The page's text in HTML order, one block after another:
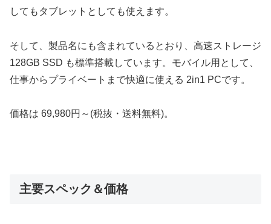
してもタブレットとしても使えます。
そして、製品名にも含まれているとおり、高速ストレージ
128GB SSD も標準搭載しています。モバイル用として、
仕事からプライベートまで快適に使える 2in1 PCです。
価格は 69,980円～(税抜・送料無料)。
主要スペック＆価格